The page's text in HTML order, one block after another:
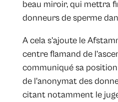
beau miroir, qui mettra
donneurs de sperme
A cela s’ajoute le
centre flamand de
communiqué sa
de l'anonymat des
citant notamment le